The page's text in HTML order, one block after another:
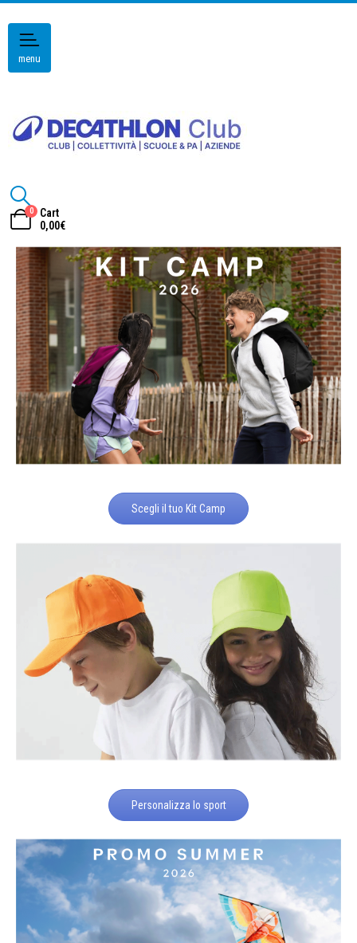
menu
0
Cart
0,00€
Scegli il tuo Kit Camp
Personalizza lo sport